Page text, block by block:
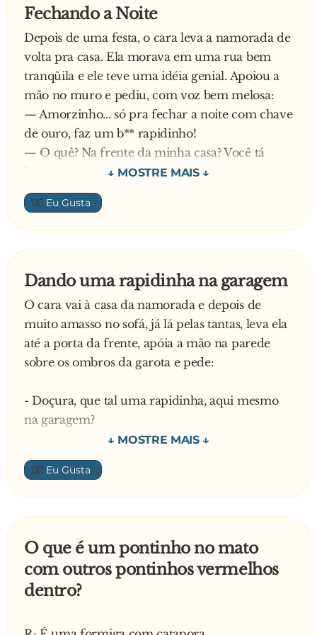
Fechando a Noite
Depois de uma festa, o cara leva a namorada de
volta pra casa. Ela morava em uma rua bem
tranqüila e ele teve uma idéia genial. Apoiou a
mão no muro e pediu, com voz bem melosa:
— Amorzinho... só pra fechar a noite com chave
de ouro, faz um b** rapidinho!
— O quê? Na frente da minha casa? Você tá
louco?
— Ah, lindinha... Tá todo mundo dormindo...
— E se algum vizinho estiver acordado?
— Ah, olha só, amor... Tá tudo escuro... Não tem
ninguém na rua! Faz um b**, faz... Não vamos
Ela já estava quase concordando quando de
repente sua irmã aparece no portão, de pijama.
— Carolzinha! — diz a namorada, assustada —
O que você está fazendo acordada?
— O papai falou pra eu pedir pra você fazer
fazer, mas, por favor, pede pro seu namorado
tirar a mão do interfone que a gente quer
👍🏼
Dando uma rapidinha na garagem
O cara vai à casa da namorada e depois de
muito amasso no sofá, já lá pelas tantas, leva ela
até a porta da frente, apóia a mão na parede
sobre os ombros da garota e pede:
- Doçura, que tal uma rapidinha, aqui mesmo
na garagem?
- O quê? Tá doido!
- Não esquenta, é rapidinho, não tem problema.
vizinho...
- A essa hora da madrugada? Ninguém vai
👍🏼
O que é um pontinho no mato
com outros pontinhos vermelhos
dentro?